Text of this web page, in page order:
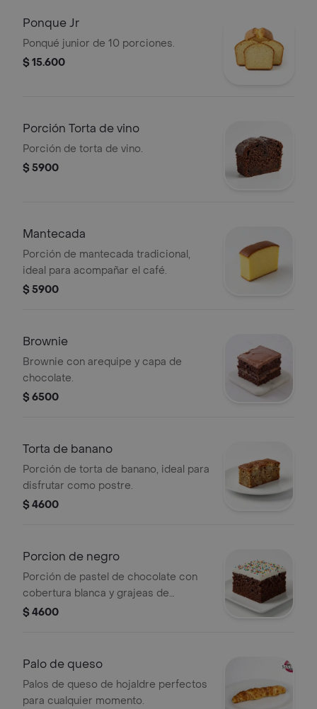
Ponque Jr
Ponqué junior de 10 porciones.
$ 15.600
Porción Torta de vino
Porción de torta de vino.
$ 5900
Mantecada
Porción de mantecada tradicional,
ideal para acompañar el café.
$ 5900
Brownie
Brownie con arequipe y capa de
chocolate.
$ 6500
Torta de banano
Porción de torta de banano, ideal para
disfrutar como postre.
$ 4600
Porcion de negro
Porción de pastel de chocolate con
cobertura blanca y grajeas de
colores.
$ 4600
Palo de queso
Palos de queso de hojaldre perfectos
para cualquier momento.